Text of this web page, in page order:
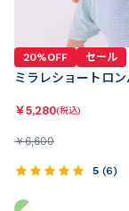
20%OFF セール
ミラレショートロン
￥5,280(税込)
￥6,600
5 (6)